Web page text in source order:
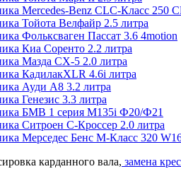
Mercedes-Benz CLC-Класс 250
Тойота Велфайр 2.5 литра
Фольксваген Пассат 3.6 4motion
Киа Соренто 2.2 литра
Мазда СХ-5 2.0 литра
КадилакXLR 4.6i литра
Ауди А8 3.2 литра
Генезис 3.3 литра
БМВ 1 серия M135i Ф20/Ф21
Ситроен С-Кроссер 2.0 литра
Мерседес Бенс М-Класс 320
карданного вала, замена